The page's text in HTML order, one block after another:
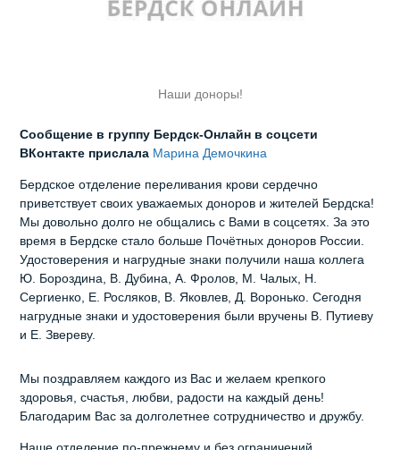
Наши доноры!
Сообщение в группу Бердск-Онлайн в соцсети
ВКонтакте прислала Марина Демочкина
Бердское отделение переливания крови сердечно
приветствует своих уважаемых доноров и жителей Бердска!
Мы довольно долго не общались с Вами в соцсетях. За это
время в Бердске стало больше Почётных доноров России.
Удостоверения и нагрудные знаки получили наша коллега
Ю. Бороздина, В. Дубина, А. Фролов, М. Чалых, Н.
Сергиенко, Е. Росляков, В. Яковлев, Д. Воронько. Сегодня
нагрудные знаки и удостоверения были вручены В. Путиеву
и Е. Звереву.
Мы поздравляем каждого из Вас и желаем крепкого
здоровья, счастья, любви, радости на каждый день!
Благодарим Вас за долголетнее сотрудничество и дружбу.